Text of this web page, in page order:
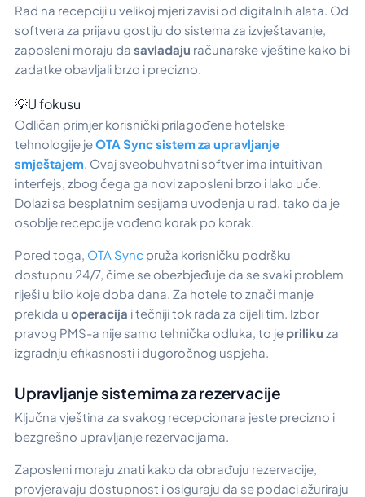
Rad na recepciji u velikoj mjeri zavisi od digitalnih alata. Od
softvera za prijavu gostiju do sistema za izvještavanje,
zaposleni moraju da savladaju računarske vještine kako bi
zadatke obavljali brzo i precizno.
💡U fokusu
Odličan primjer korisnički prilagođene hotelske
tehnologije jeOTA Sync sistem za upravljanje
smještajem . Ovaj sveobuhvatni softver ima intuitivan
interfejs, zbog čega ga novi zaposleni brzo i lako uče.
Dolazi sa besplatnim sesijama uvođenja u rad, tako da je
osoblje recepcije vođeno korak po korak.
Pored toga, OTA Sync pruža korisničku podršku
dostupnu 24/7, čime se obezbjeđuje da se svaki problem
riješi u bilo koje doba dana. Za hotele to znači manje
prekida u operacija i tečniji tok rada za cijeli tim. Izbor
pravog PMS-a nije samo tehnička odluka, to je priliku za
izgradnju efikasnosti i dugoročnog uspjeha.
Upravljanje sistemima za rezervacije
Ključna vještina za svakog recepcionara jeste precizno i
bezgrešno upravljanje rezervacijama.
Zaposleni moraju znati kako da obrađuju rezervacije,
provjeravaju dostupnost i osiguraju da se podaci ažuriraju